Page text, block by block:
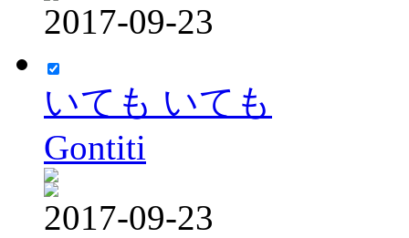
2017-09-23
いても いても
Gontiti
2017-09-23